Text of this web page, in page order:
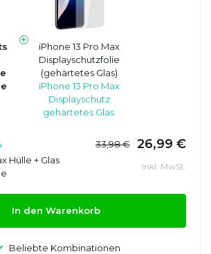
iPhone 13 Pro Max
Displayschutzfolie
(gehärtetes Glas)
iPhone 13 Pro Max
Displayschutz
gehärtetes Glas
33,98 € 26,99 €
Hülle + Glas
Inkl. MwSt.
In den Warenkorb
Beliebte Kombinationen